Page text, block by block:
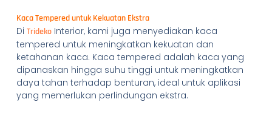
Kaca Tempered untuk Kekuatan Ekstra
Di TridekoInterior, kami juga menyediakan kaca
tempered untuk meningkatkan kekuatan dan
ketahanan kaca. Kaca tempered adalah kaca yang
dipanaskan hingga suhu tinggi untuk meningkatkan
daya tahan terhadap benturan, ideal untuk aplikasi
yang memerlukan perlindungan ekstra.